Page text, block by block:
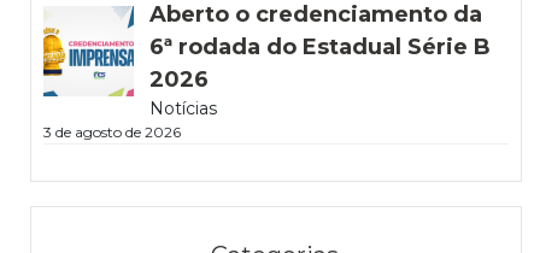
Aberto o credenciamento da
6ª rodada do Estadual Série B
2026
Notícias
3 de agosto de 2026